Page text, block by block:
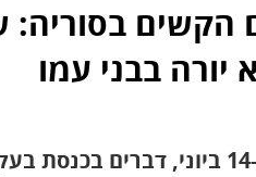
הקשים בסוריה:
בבני עמו